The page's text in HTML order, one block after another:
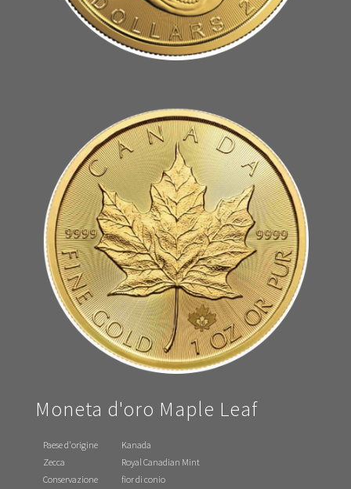
Moneta d'oro Maple Leaf
Paese d'origine
Kanada
Zecca
Royal Canadian Mint
Conservazione
fior di conio